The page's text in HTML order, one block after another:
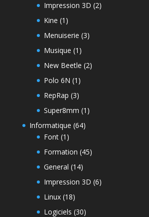
Impression 3D (2)
Kine (1)
Menuiserie (3)
Musique (1)
New Beetle (2)
Polo 6N (1)
RepRap (3)
Super8mm (1)
Informatique (64)
Font(1)
Formation (45)
General (14)
Impression 3D (6)
Linux(18)
Logiciels (30)